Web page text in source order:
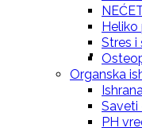
Heliko
Stres i
Organska
Saveti
PH